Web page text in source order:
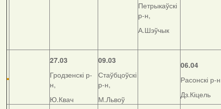
Петрыкаўскі
р-н,
А.Шэўчык
27.03
Гродзенскі р-
н,
Ю.Квач
09.03
Стаўбцоўскі
р-н,
М.Львоў
06.04
Расонскі р-
Дз.Кіцель